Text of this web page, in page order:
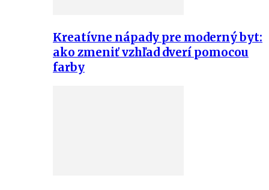
Kreatívne nápady pre moderný byt:
ako zmeniť vzhľad dverí pomocou
farby